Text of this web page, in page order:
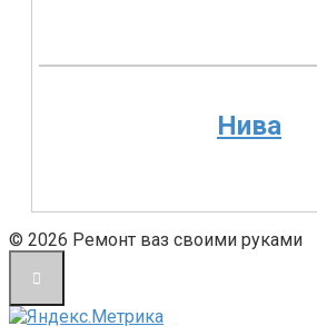
Нива
© 2026 Ремонт ваз своими руками